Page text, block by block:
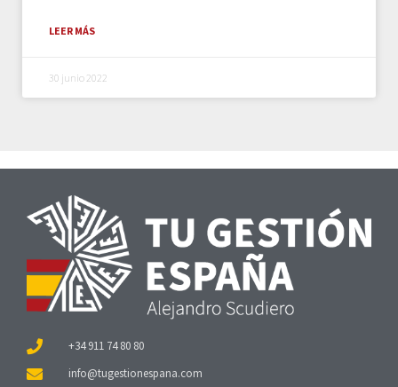
LEER MÁS
30 junio 2022
+34 911 74 80 80